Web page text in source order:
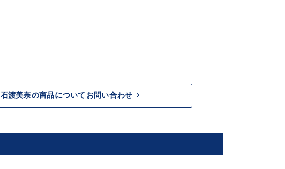
石渡美奈の商品についてお問い合わせ keyboard_arrow_right